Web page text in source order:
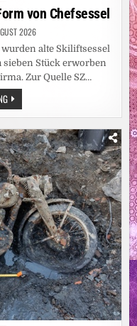
STRANDvon Chefsessel
2026
alte Skiliftsessel
Stück erworben
Zur Quelle SZ…
ÖSTERREICH:
EINE
GANZ
FORM
VON
CHEFSESSEL